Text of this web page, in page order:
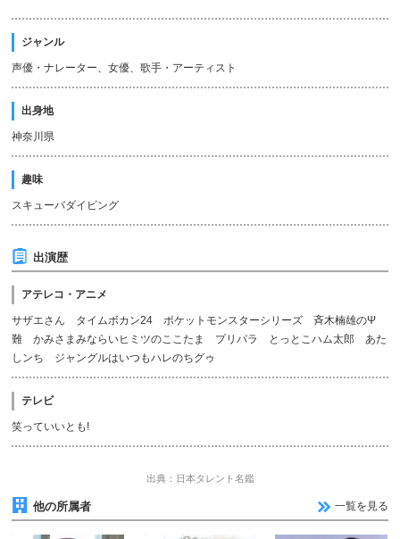
ジャンル
声優・ナレーター、女優、歌手・アーティスト
出身地
神奈川県
趣味
スキューバダイビング
出演歴
アテレコ・アニメ
サザエさん タイムボカン24 ポケットモンスターシリーズ 斉木楠雄のΨ
難 かみさまみならいヒミツのここたま プリパラ とっとこハム太郎 あた
しンち ジャングルはいつもハレのちグゥ
テレビ
笑っていいとも!
出典：日本タレント名鑑
他の所属者 一覧を見る